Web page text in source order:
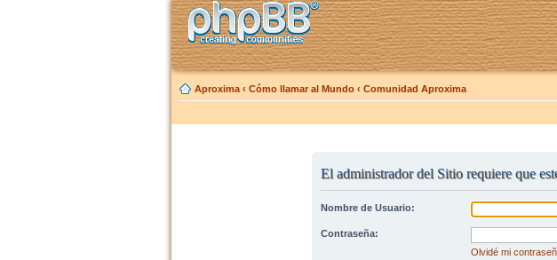
Aproxima ‹ Cómo llamar al Mundo ‹ Comunidad Aproxima
El administrador del Sitio requiere que
Nombre de Usuario:
Contraseña:
Olvidé mi